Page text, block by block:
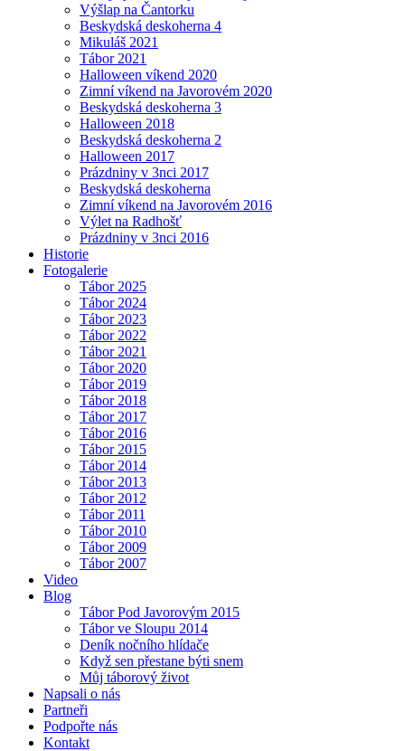
Výšlap na Čantorku
Beskydská deskoherna 4
Mikuláš 2021
Tábor 2021
Halloween víkend 2020
Zimní víkend na Javorovém 2020
Beskydská deskoherna 3
Halloween 2018
Beskydská deskoherna 2
Halloween 2017
Prázdniny v 3nci 2017
Beskydská deskoherna
Zimní víkend na Javorovém 2016
Výlet na Radhošť
Prázdniny v 3nci 2016
Historie
Fotogalerie
Tábor 2025
Tábor 2024
Tábor 2023
Tábor 2022
Tábor 2021
Tábor 2020
Tábor 2019
Tábor 2018
Tábor 2017
Tábor 2016
Tábor 2015
Tábor 2014
Tábor 2013
Tábor 2012
Tábor 2011
Tábor 2010
Tábor 2009
Tábor 2007
Video
Blog
Tábor Pod Javorovým 2015
Tábor ve Sloupu 2014
Deník nočního hlídače
Když sen přestane býti snem
Můj táborový život
Napsali o nás
Partneři
Podpořte nás
Kontakt